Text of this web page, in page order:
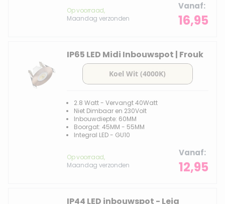
Op voorraad,
Maandag verzonden
Vanaf
16,95
IP65 LED Midi Inbouwspot | Frouk
2.8 Watt - Vervangt 40Watt
Niet Dimbaar en 230Volt
Inbouwdiepte: 60MM
Boorgat: 45MM - 55MM
Integral LED - GU10
Op voorraad,
Maandag verzonden
Vanaf
12,95
IP44 LED inbouwspot - Leia